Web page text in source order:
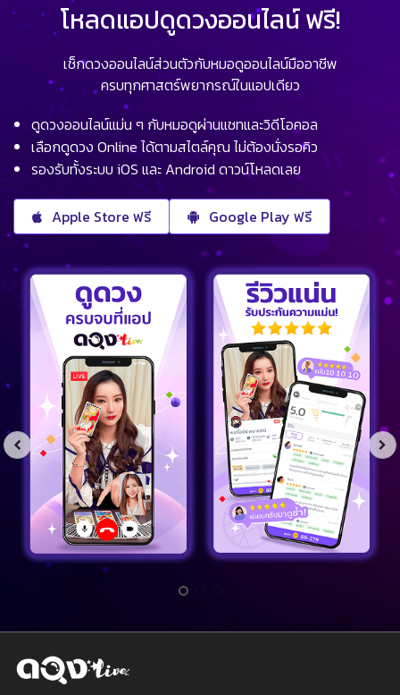
โหลดแอปดูดวงออนไลน์ ฟรี!
เช็กดวงออนไลน์ส่วนตัวกับหมอดูออนไลน์มืออาชีพ
ครบทุกศาสตร์พยากรณ์ในแอปเดียว
ดูดวงออนไลน์แม่น ๆ กับหมอดูผ่านแชทและวิดีโอคอล
เลือกดูดวง Online ได้ตามสไตล์คุณ ไม่ต้องนั่งรอคิว
รองรับทั้งระบบ iOS และ Android ดาวน์โหลดเลย
Apple Store ฟรี Google Play ฟรี